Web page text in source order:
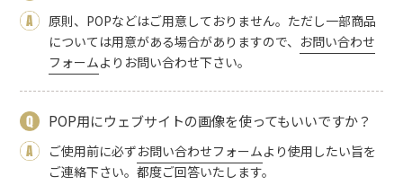
原則、POPなどはご用意しておりません。ただし一部商品
については用意がある場合がありますので、 お問い合わせ
フォームよりお問い合わせ下さい。
POP用にウェブサイトの画像を使ってもいいですか？
ご使用前に必ずお問い合わせフォームより使用したい旨を
ご連絡下さい。都度ご回答いたします。